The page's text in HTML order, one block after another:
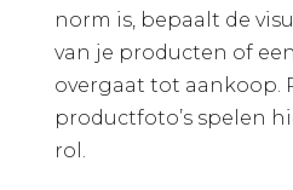
norm is, bepaalt de
van je producten of
overgaat tot aankoop.
productfoto’s spelen
rol.